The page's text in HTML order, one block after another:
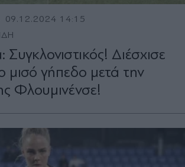
09.12.2024 14:15
Συγκλονιστικός! Διέσχισε
μισό γήπεδο μετά την
Φλουμινένσε!